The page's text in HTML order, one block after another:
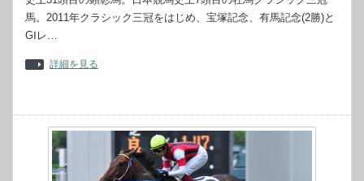
馬。2011年クラシック三冠をはじめ、宝塚記念、有馬記念(2勝)と
GⅠレ…
詳細を見る